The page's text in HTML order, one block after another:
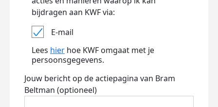
bijdragen aan KWF via:
E-mail
Lees hier hoe KWF omgaat met je
persoonsgegevens.
Jouw bericht op de actiepagina van Bram
Beltman (optioneel)